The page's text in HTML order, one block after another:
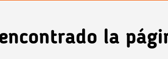
la